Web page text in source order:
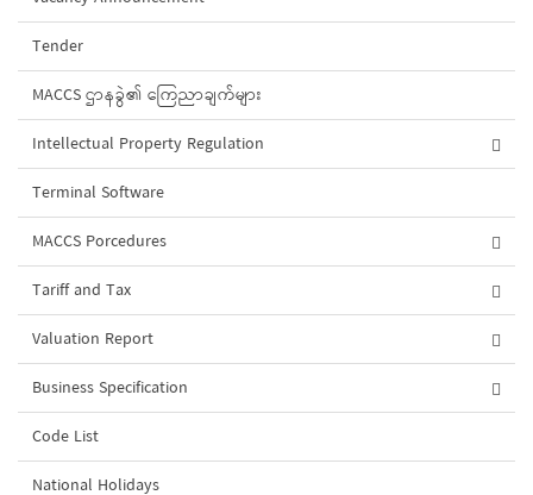
Tender
MACCS ဌာနခွဲ၏ ကြေညာချက်များ
Intellectual Property Regulation
Terminal Software
MACCS Porcedures
Tariff and Tax
Valuation Report
Business Specification
Code List
National Holidays